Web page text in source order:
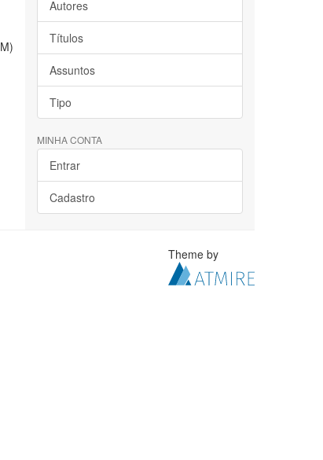
Autores
Títulos
Assuntos
Tipo
MINHA CONTA
Entrar
Cadastro
Theme by